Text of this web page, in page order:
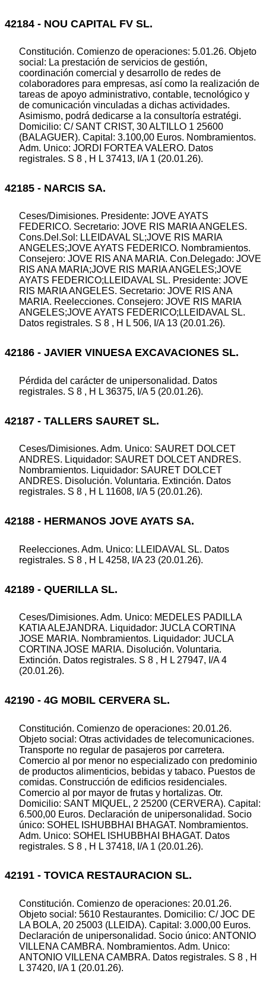
42184 - NOU CAPITAL FV SL.
Constitución. Comienzo de operaciones: 5.01.26. Objeto
social: La prestación de servicios de gestión,
coordinación comercial y desarrollo de redes de
colaboradores para empresas, así como la realización de
tareas de apoyo administrativo, contable, tecnológico y
de comunicación vinculadas a dichas actividades.
Asimismo, podrá dedicarse a la consultoría estratégi.
Domicilio: C/ SANT CRIST, 30 ALTILLO 1 25600
(BALAGUER). Capital: 3.100,00 Euros. Nombramientos.
Adm. Unico: JORDI FORTEA VALERO. Datos
registrales. S 8 , H L 37413, I/A 1 (20.01.26).
42185 - NARCIS SA.
Ceses/Dimisiones. Presidente: JOVE AYATS
FEDERICO. Secretario: JOVE RIS MARIA ANGELES.
Cons.Del.Sol: LLEIDAVAL SL;JOVE RIS MARIA
ANGELES;JOVE AYATS FEDERICO. Nombramientos.
Consejero: JOVE RIS ANA MARIA. Con.Delegado: JOVE
RIS ANA MARIA;JOVE RIS MARIA ANGELES;JOVE
AYATS FEDERICO;LLEIDAVAL SL. Presidente: JOVE
RIS MARIA ANGELES. Secretario: JOVE RIS ANA
MARIA. Reelecciones. Consejero: JOVE RIS MARIA
ANGELES;JOVE AYATS FEDERICO;LLEIDAVAL SL.
Datos registrales. S 8 , H L 506, I/A 13 (20.01.26).
42186 - JAVIER VINUESA EXCAVACIONES SL.
Pérdida del carácter de unipersonalidad. Datos
registrales. S 8 , H L 36375, I/A 5 (20.01.26).
42187 - TALLERS SAURET SL.
Ceses/Dimisiones. Adm. Unico: SAURET DOLCET
ANDRES. Liquidador: SAURET DOLCET ANDRES.
Nombramientos. Liquidador: SAURET DOLCET
ANDRES. Disolución. Voluntaria. Extinción. Datos
registrales. S 8 , H L 11608, I/A 5 (20.01.26).
42188 - HERMANOS JOVE AYATS SA.
Reelecciones. Adm. Unico: LLEIDAVAL SL. Datos
registrales. S 8 , H L 4258, I/A 23 (20.01.26).
42189 - QUERILLA SL.
Ceses/Dimisiones. Adm. Unico: MEDELES PADILLA
KATIA ALEJANDRA. Liquidador: JUCLA CORTINA
JOSE MARIA. Nombramientos. Liquidador: JUCLA
CORTINA JOSE MARIA. Disolución. Voluntaria.
Extinción. Datos registrales. S 8 , H L 27947, I/A 4
(20.01.26).
42190 - 4G MOBIL CERVERA SL.
Constitución. Comienzo de operaciones: 20.01.26.
Objeto social: Otras actividades de telecomunicaciones.
Transporte no regular de pasajeros por carretera.
Comercio al por menor no especializado con predominio
de productos alimenticios, bebidas y tabaco. Puestos de
comidas. Construcción de edificios residenciales.
Comercio al por mayor de frutas y hortalizas. Otr.
Domicilio: SANT MIQUEL, 2 25200 (CERVERA). Capital:
6.500,00 Euros. Declaración de unipersonalidad. Socio
único: SOHEL ISHUBBHAI BHAGAT. Nombramientos.
Adm. Unico: SOHEL ISHUBBHAI BHAGAT. Datos
registrales. S 8 , H L 37418, I/A 1 (20.01.26).
42191 - TOVICA RESTAURACION SL.
Constitución. Comienzo de operaciones: 20.01.26.
Objeto social: 5610 Restaurantes. Domicilio: C/ JOC DE
LA BOLA, 20 25003 (LLEIDA). Capital: 3.000,00 Euros.
Declaración de unipersonalidad. Socio único: ANTONIO
VILLENA CAMBRA. Nombramientos. Adm. Unico:
ANTONIO VILLENA CAMBRA. Datos registrales. S 8 , H
L 37420, I/A 1 (20.01.26).